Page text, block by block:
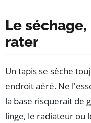
Le
rater
Un tapis se sèche
endroit aéré. Ne
la base risquerait de
linge, le radiateur ou